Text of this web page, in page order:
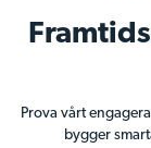
Prova vårt
bygger